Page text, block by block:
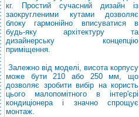
кг. Простий сучасний дизайн із
заокругленими кутами дозволяє
блоку гармонійно вписуватися в
будь-яку архітектуру та
дизайнерську концепцію
приміщення.
Залежно від моделі, висота корпусу
може бути 210 або 250 мм, що
дозволяє зробити вибір на користь
цього малопомітного в інтер'єрі
кондиціонера і значно спрощує
монтаж.